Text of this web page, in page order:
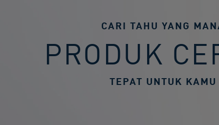
CARI TAHU YANG
PRODUK
TEPAT UNTUK KAMU